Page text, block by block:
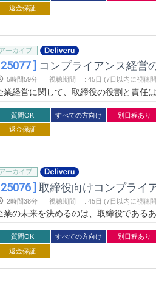
返金保証
25077 ] コンプライアンス経営
5時間59分 視聴期間 : 45日 (7日以内に視聴
業経営に関して、取締役の役割と責任
かつ適切な対応力が求められます。本
経営を学び、具体的なケーススタディ幼
質問OK すべての方向け
別日程あり
返金保証
25076 ]取締役向けコンプライ
2時間38分 視聴期間 : 45日 (7日以内に視聴
業の未来を決めるのは、取締役である
自信を持っていますか？本セミナーで
マネジメントの最新知識を学び、企業の
スキルを手に入れましょう。
質問OK すべての方向け
別日程あり
返金保証